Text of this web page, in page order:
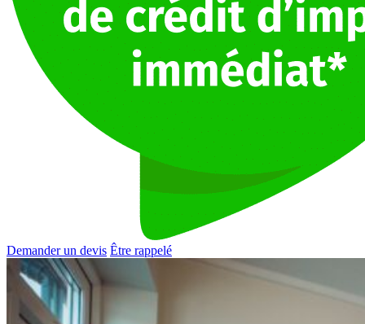
Demander un devis Être rappelé